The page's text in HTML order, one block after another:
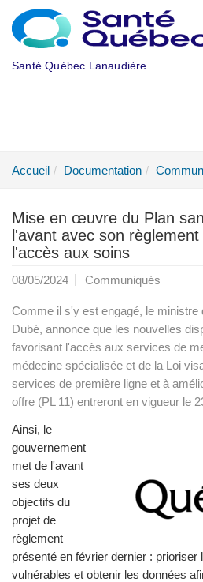
Aller au menu principal
Santé Québec Lanaudière
Accueil Documentation
Mise en œuvre du Plan
l'avant avec son
l'accès aux soins
08/05/2024 Communiqués
Comme il s'y est engagé, le ministre
Dubé, annonce que les nouvelles
favorisant l'accès aux services de
médecine spécialisée et de la Loi
services de première ligne et à
offre (PL 11) entreront en vigueur le
Ainsi, le
gouvernement
met de l'avant
ses deux
objectifs du
projet de
règlement
présenté en février dernier : prioriser
vulnérables et obtenir les données